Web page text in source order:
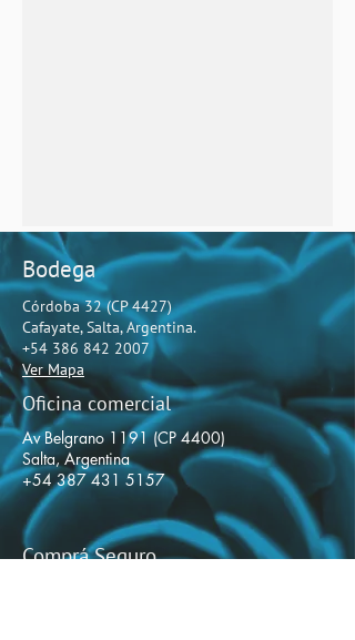
Bodega
Córdoba 32 (CP 4427)
Cafayate, Salta, Argentina.
+54 386 842 2007
Ver Mapa
Oficina comercial
Av Belgrano 1191 (CP 4400)
Salta, Argentina
+54 387 431 5157
Comprá Seguro